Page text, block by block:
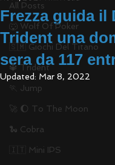
All Posts
🐺 Wolf Of Poker
🇸🇲 Giochi Del Titano
🔱 Trident
🏃 Jump
🚀 🌔 To The Moon
🐍 Cobra
🇮🇹 Mini IPS
Frezza guida il
Trident una
sera da 117
Updated: Mar 8, 2022